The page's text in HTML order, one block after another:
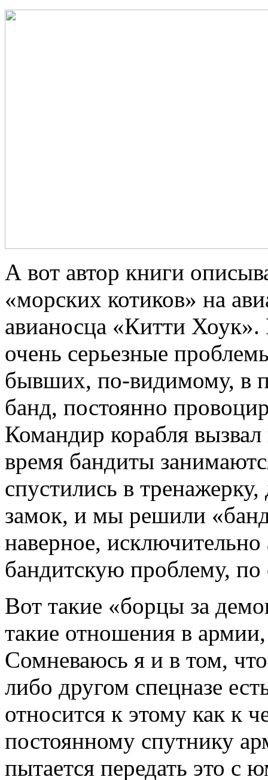
А вот автор книги
«морских котиков» на
авианосца «Китти
очень серьезные
бывших, по-видимому, в
банд, постоянно
Командир корабля
время бандиты
спустились в
замок, и мы решили
наверное,
бандитскую проблему,
Вот такие «борцы за
такие отношения в
Сомневаюсь я и в том,
либо другом спецназе
относится к этому как к
постоянному спутнику
пытается передать это с